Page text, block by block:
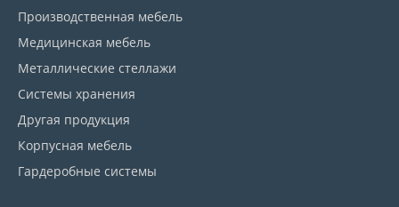
Производственная мебель
Медицинская мебель
Металлические стеллажи
Системы хранения
Другая продукция
Корпусная мебель
Гардеробные системы